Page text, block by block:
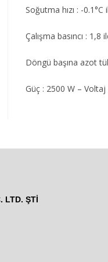
Soğutma hızı : -
Çalışma basıncı :
Döngü başına azot
Güç : 2500 W –
LTD. ŞTİ